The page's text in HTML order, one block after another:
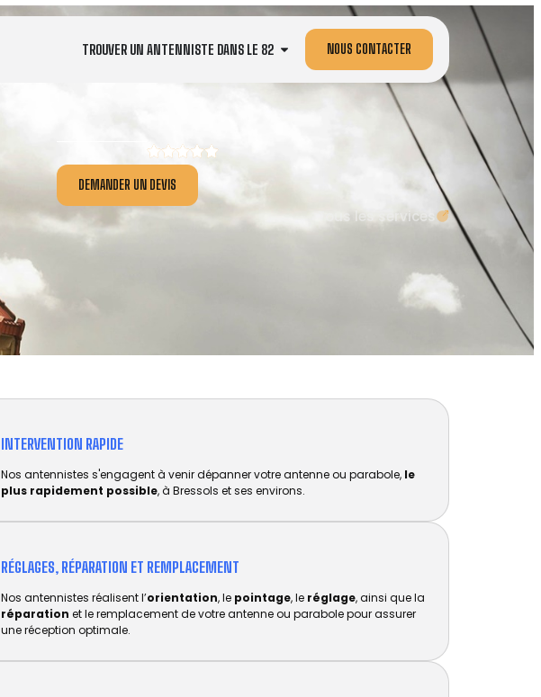
TROUVER UN ANTENNISTE DANS LE 82 NOUS CONTACTER
DEMANDER UN DEVIS
Tous les services
INTERVENTION RAPIDE
Nos antennistes s'engagent à venir dépanner votre antenne ou parabole, le
plus rapidement possible, à Bressols et ses environs.
RÉGLAGES, RÉPARATION ET REMPLACEMENT​
Nos antennistes réalisent l’orientation, le pointage, le réglage, ainsi que la
réparation et le remplacement de votre antenne ou parabole pour assurer
une réception optimale.